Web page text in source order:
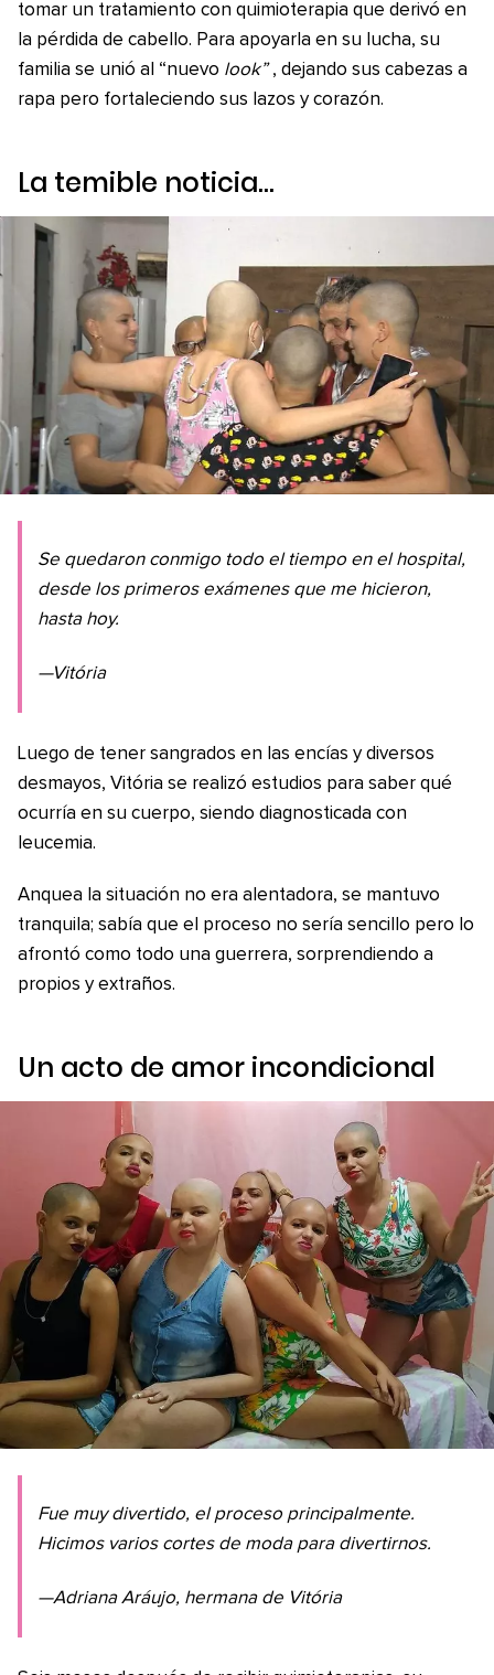
tomar un tratamiento con quimioterapia que derivó en
la pérdida de cabello. Para apoyarla en su lucha, su
familia se unió al “nuevo look” , dejando sus cabezas a
rapa pero fortaleciendo sus lazos y corazón.
La temible noticia…
Se quedaron conmigo todo el tiempo en el hospital,
desde los primeros exámenes que me hicieron,
hasta hoy.
—Vitória
Luego de tener sangrados en las encías y diversos
desmayos, Vitória se realizó estudios para saber qué
ocurría en su cuerpo, siendo diagnosticada con
leucemia.
Anquea la situación no era alentadora, se mantuvo
tranquila; sabía que el proceso no sería sencillo pero lo
afrontó como todo una guerrera, sorprendiendo a
propios y extraños.
Un acto de amor incondicional
Fue muy divertido, el proceso principalmente.
Hicimos varios cortes de moda para divertirnos.
—Adriana Aráujo, hermana de Vitória